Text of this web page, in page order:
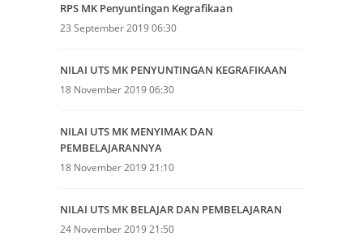
RPS MK Penyuntingan Kegrafikaan
23 September 2019 06:30
NILAI UTS MK PENYUNTINGAN KEGRAFIKAAN
18 November 2019 06:30
NILAI UTS MK MENYIMAK DAN
PEMBELAJARANNYA
18 November 2019 21:10
NILAI UTS MK BELAJAR DAN PEMBELAJARAN
24 November 2019 21:50